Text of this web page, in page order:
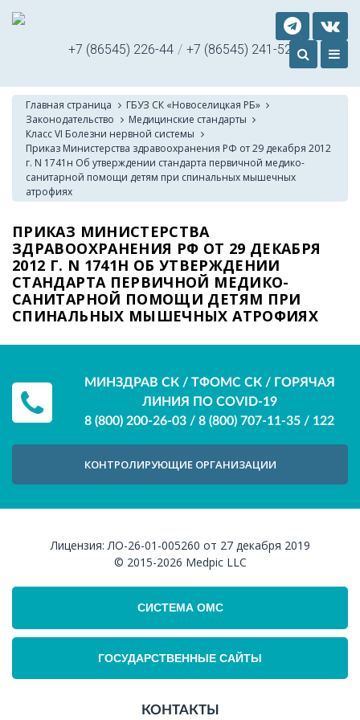
+7 (86545) 226-44 / +7 (86545) 241-52
Главная страница
ГБУЗ СК «Новоселицкая РБ»
Законодательство
Медицинские стандарты
Класс VI Болезни нервной системы
Приказ Министерства здравоохранения РФ от 29 декабря 2012
г. N 1741н Об утверждении стандарта первичной медико-
санитарной помощи детям при спинальных мышечных
атрофиях
ПРИКАЗ МИНИСТЕРСТВА
ЗДРАВООХРАНЕНИЯ РФ ОТ 29 ДЕКАБРЯ
2012 Г. N 1741Н ОБ УТВЕРЖДЕНИИ
СТАНДАРТА ПЕРВИЧНОЙ МЕДИКО-
САНИТАРНОЙ ПОМОЩИ ДЕТЯМ ПРИ
СПИНАЛЬНЫХ МЫШЕЧНЫХ АТРОФИЯХ
МИНЗДРАВ СК / ТФОМС СК / ГОРЯЧАЯ
ЛИНИЯ ПО COVID-19
8 (800) 200-26-03 / 8 (800) 707-11-35 / 122
КОНТРОЛИРУЮЩИЕ ОРГАНИЗАЦИИ
Лицензия:ЛО-26-01-005260 от 27 декабря 2019
© 2015-2026 Medpic LLC
СИСТЕМА ОМС
ГОСУДАРСТВЕННЫЕ САЙТЫ
КОНТАКТЫ